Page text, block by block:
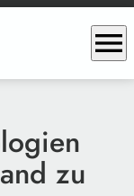
menu
zu